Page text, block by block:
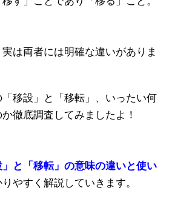
は両者には明確な違いがありま
移設」と「移転」、いったい何
徹底調査してみましたよ！
」と「移転」の意味の違いと使い
やすく解説していきます。